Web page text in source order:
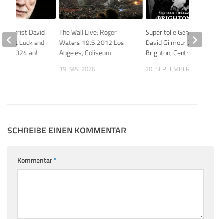
The Wall Live: Roger
Waters 19.5.2012 Los
Angeles, Coliseum
19. MAI 2026
Super tolle Generalprobe:
David Gilmour 20.9.2024
Brighton, Centre
20. SEPTEMBER 2024
Gitarrist David
Luck and
2024 an!
SCHREIBE EINEN KOMMENTAR
Kommentar*